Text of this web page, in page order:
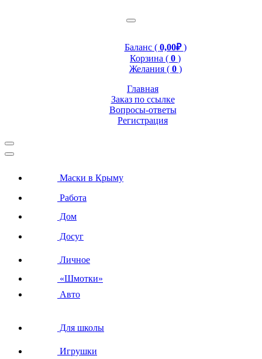
Баланс ( 0,00₽)
Корзина ( 0 )
Желания ( 0 )
Главная
Заказ по ссылке
Вопросы-ответы
Регистрация
Маски в Крыму
Работа
Дом
Досуг
Личное
«Шмотки»
Авто
Для школы
Игрушки